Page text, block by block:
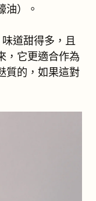
油）。
道甜得多，且
，它更適合作為
質的，如果這對